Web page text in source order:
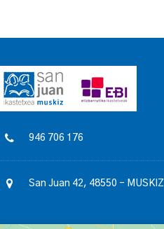
946 706 176
San Juan 42, 48550 – MUSKIZ